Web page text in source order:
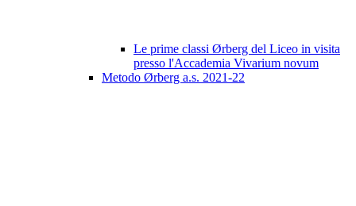
Le prime classi Ørberg del Liceo in visita
presso l'Accademia Vivarium novum
Metodo Ørberg a.s. 2021-22